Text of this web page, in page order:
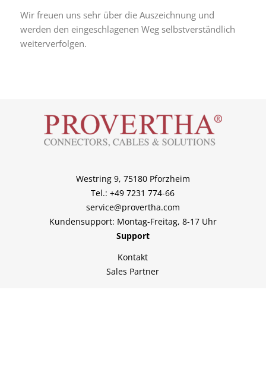
Wir freuen uns sehr über die Auszeichnung und
werden den eingeschlagenen Weg selbstverständlich
weiterverfolgen.
Westring 9, 75180 Pforzheim
Tel.: +49 7231 774-66
service@provertha.com
Kundensupport: Montag-Freitag, 8-17 Uhr
Support
Kontakt
Sales Partner